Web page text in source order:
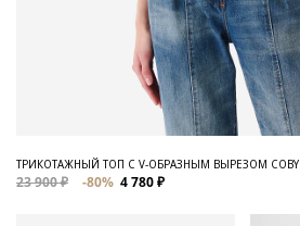
ТРИКОТАЖНЫЙ ТОП С V-ОБРАЗНЫМ ВЫРЕЗОМ COBY
23 900 ₽ -80% 4 780 ₽